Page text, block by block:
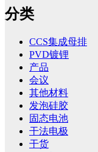
分类
CCS集成母排
PVD镀锂
产品
会议
其他材料
发泡硅胶
固态电池
干法电极
干货